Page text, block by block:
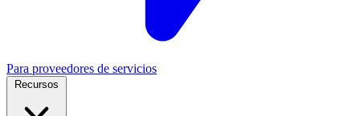
Para proveedores de servicios